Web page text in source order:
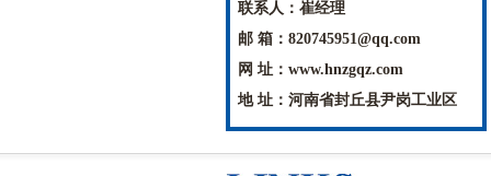
联系人：崔经理
邮 箱：820745951@qq.com
网 址：www.hnzgqz.com
地 址：河南省封丘县尹岗工业区